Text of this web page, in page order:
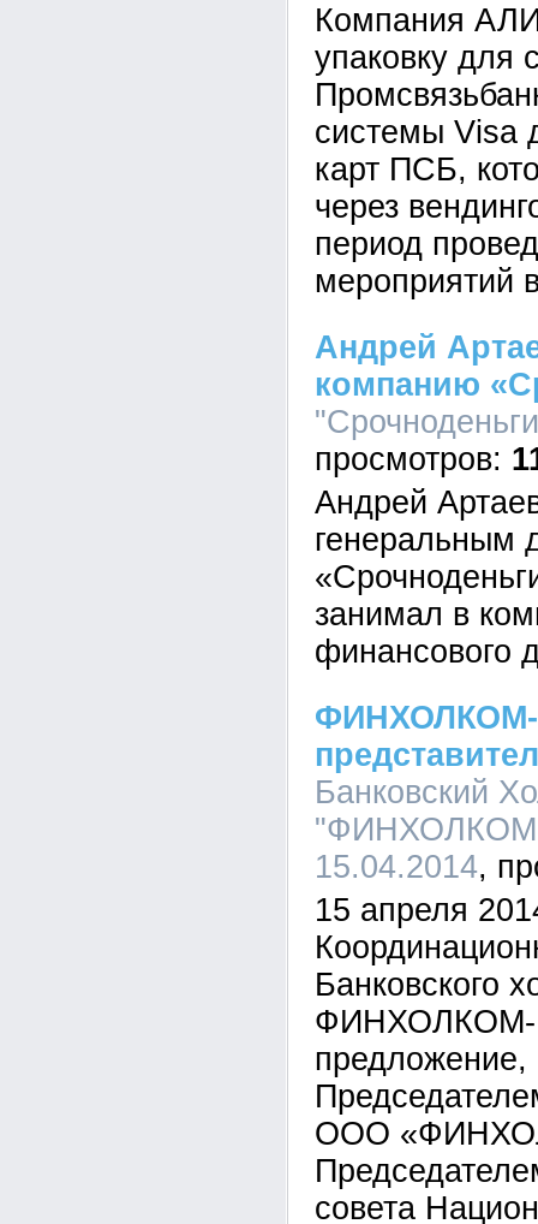
Компания
упаковку для
системы Visa
карт ПСБ,
через
период
мероприятий
Андрей
компанию
Андрей
генеральным
занимал в
финансового
ФИНХОЛКОМ-
Банковский
15.04.2014
15 апреля
Банковского
ФИНХОЛКОМ-
предложение,
ООО
совета